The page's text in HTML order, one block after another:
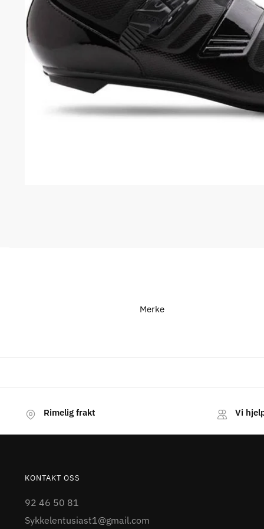
Merke
Rimelig frakt Vi
KONTAKT OSS
92 46 50 81
Sykkelentusiast1@gmail.com